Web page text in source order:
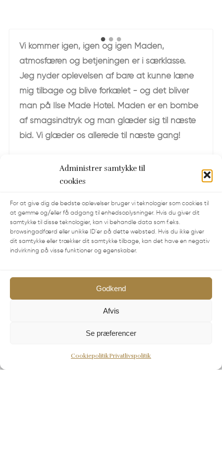
Administrer samtykke til
cookies
For at give dig de bedste oplevelser bruger vi teknologier som cookies til
at gemme og/eller få adgang til enhedsoplysninger. Hvis du giver dit
samtykke til disse teknologier, kan vi behandle data som f.eks.
browsingadfærd eller unikke ID'er på dette websted. Hvis du ikke giver
dit samtykke eller trækker dit samtykke tilbage, kan det have en negativ
indvirkning på visse funktioner og egenskaber.
Godkend
Afvis
Se præferencer
CookiepolitikPrivatlivspolitik
Vi kommer igen, igen og igen Maden,
atmosfæren og betjeningen er i særklasse.
Jeg nyder oplevelsen af bare at kunne læne
mig tilbage og blive forkælet - og det bliver
man på Ilse Made Hotel. Maden er en bombe
af smagsindtryk og man glæder sig til næste
bid. Vi glæder os allerede til næste gang!
Kontakt
Telefontid: Mandag- Lørdag 10.30-17.00. Søndag-